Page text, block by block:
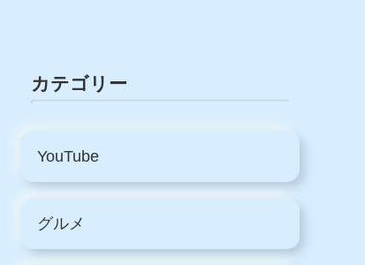
カテゴリー
YouTube
グルメ